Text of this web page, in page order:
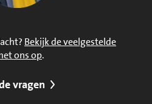
Bekijk de veelgestelde
ons op.
vragen